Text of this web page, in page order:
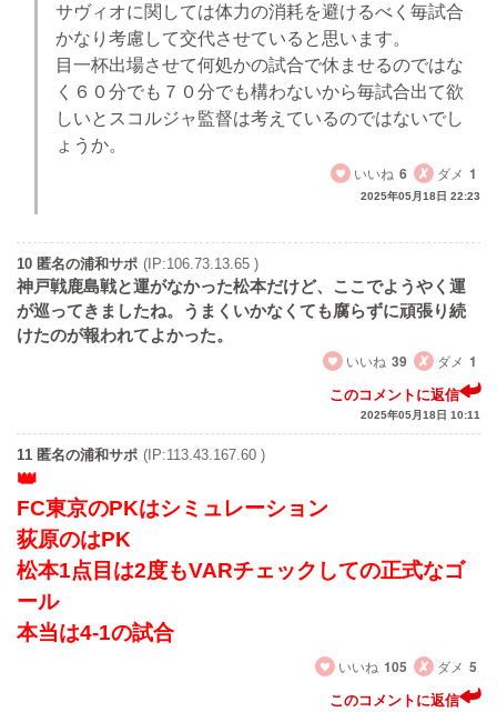
サヴィオに関しては体力の消耗を避けるべく毎試合
かなり考慮して交代させていると思います。
目一杯出場させて何処かの試合で休ませるのではな
く６０分でも７０分でも構わないから毎試合出て欲
しいとスコルジャ監督は考えているのではないでし
ょうか。
いいね 6 ダメ 1
2025年05月18日 22:23
10 匿名の浦和サポ (IP:106.73.13.65 )
神戸戦鹿島戦と運がなかった松本だけど、ここでようやく運
が巡ってきましたね。うまくいかなくても腐らずに頑張り続
けたのが報われてよかった。
いいね 39 ダメ 1
このコメントに返信
2025年05月18日 10:11
11 匿名の浦和サポ (IP:113.43.167.60 )
FC東京のPKはシミュレーション
荻原のはPK
松本1点目は2度もVARチェックしての正式なゴ
ール
本当は4-1の試合
いいね 105 ダメ 5
このコメントに返信